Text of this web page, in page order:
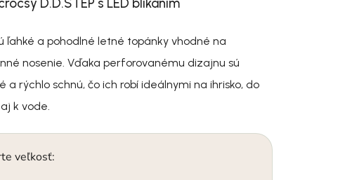
ľahké a pohodlné letné topánky vhodné na
nosenie. Vďaka perforovanému dizajnu sú
a rýchlo schnú, čo ich robí ideálnymi na ihrisko, do
k vode.
veľkosť: